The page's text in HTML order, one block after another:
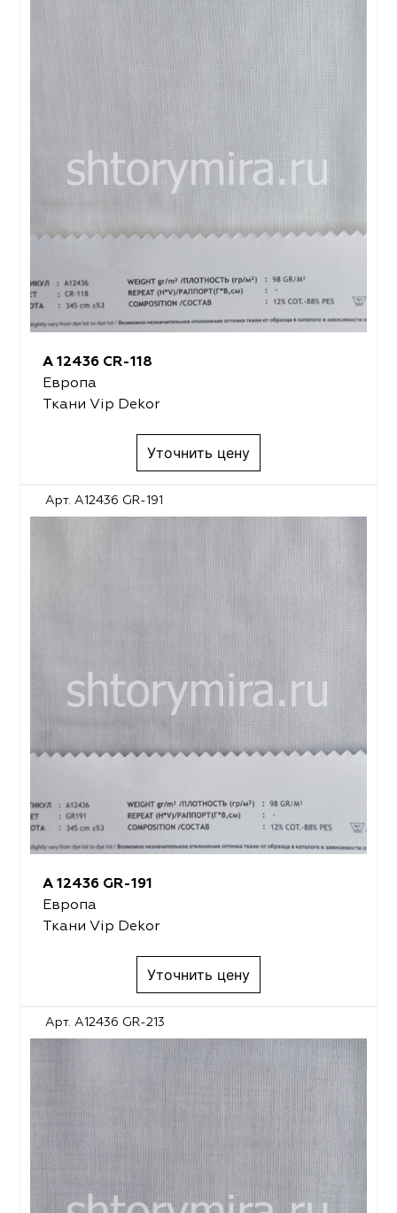
A 12436 CR-118
Европа
Ткани Vip Dekor
Уточнить цену
Арт. A12436 GR-191
A 12436 GR-191
Европа
Ткани Vip Dekor
Уточнить цену
Арт. A12436 GR-213